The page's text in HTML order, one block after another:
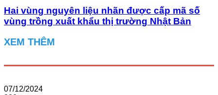
Hai vùng nguyên liệu nhãn được cấp mã số
vùng trồng xuất khẩu thị trường Nhật Bản
XEM THÊM
07/12/2024